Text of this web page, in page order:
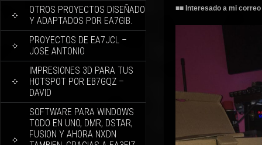
OTROS PROYECTOS DISEÑADO
Y ADAPTADOS POR EA7GIB.
PROYECTOS DE EA7JCL –
JOSE ANTONIO
IMPRESIONES 3D PARA TUS
HOTSPOT POR EB7GQZ –
DAVID
SOFTWARE PARA WINDOWS
TODO EN UNO, DMR, DSTAR,
FUSION Y AHORA NXDN
■■ Interesado a mi